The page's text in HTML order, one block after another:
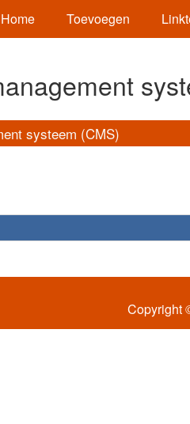
Home Toevoegen
systeem (CMS)
Copyright